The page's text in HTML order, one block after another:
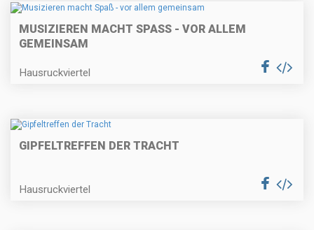
MUSIZIEREN MACHT SPASS - VOR ALLEM G
EMEINSAM
Hausruckviertel
GIPFELTREFFEN DER TRACHT
Hausruckviertel